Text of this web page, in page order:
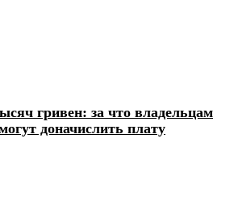
гривен: за что владельцам
доначислить плату